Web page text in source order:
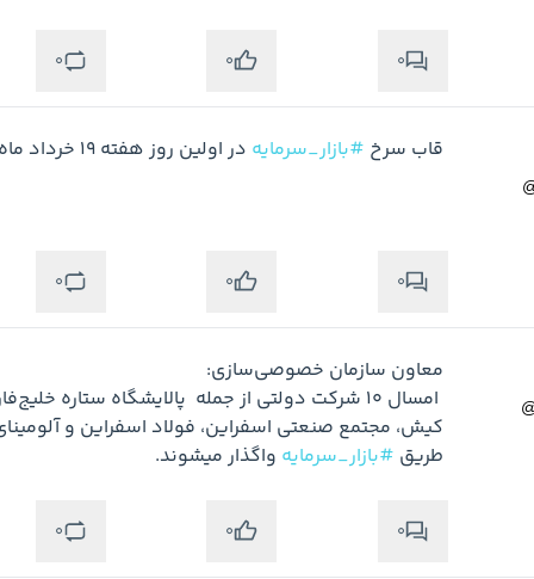
0
0
0
قاب سرخ #بازار_سرمایه در اولین روز هفته 19 خرداد ماه
0
0
0
طریق #بازار_سرمایه واگذار میشوند.
0
0
0